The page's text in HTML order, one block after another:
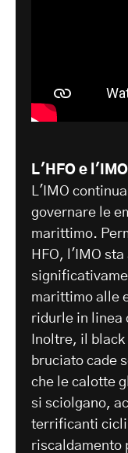
L'HFO e l'IMO
L'IMO
governare le
marittimo.
HFO, l'IMO
marittimo alle
ridurle in linea
Inoltre, il
bruciato cade
che le calotte
si sciolgano,
terrificanti cicli
riscaldamento